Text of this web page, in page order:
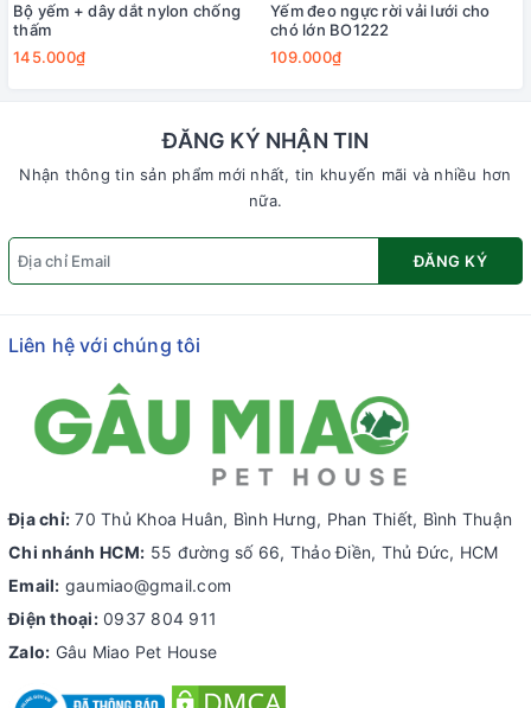
Bộ yếm + dây dắt nylon chống
thấm
145.000₫
Yếm đeo ngực rời vải lưới cho
chó lớn BO1222
109.000₫
ĐĂNG KÝ NHẬN TIN
Nhận thông tin sản phẩm mới nhất, tin khuyến mãi và nhiều hơn
nữa.
ĐĂNG KÝ
Liên hệ với chúng tôi
Địa chỉ: 70 Thủ Khoa Huân, Bình Hưng, Phan Thiết, Bình Thuận
Chi nhánh HCM: 55 đường số 66, Thảo Điền, Thủ Đức, HCM
Email: gaumiao@gmail.com
Điện thoại: 0937 804 911
Zalo: Gâu Miao Pet House